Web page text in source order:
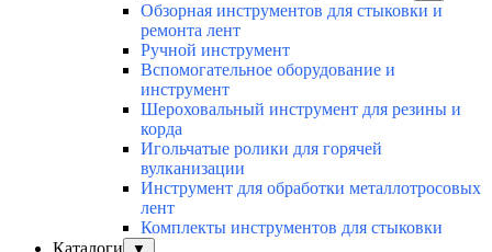
Обзорная инструментов для стыковки и
ремонта лент
Ручной инструмент
Вспомогательное оборудование и
инструмент
Шероховальный инструмент для резины и
корда
Игольчатые ролики для горячей
вулканизации
Инструмент для обработки металлотросовых
лент
Комплекты инструментов для стыковки